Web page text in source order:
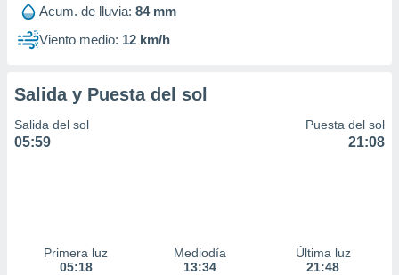
Acum. de lluvia: 84 mm
Viento medio: 12 km/h
Salida y Puesta del sol
Salida del sol
05:59
Puesta del sol
21:08
Primera luz
05:18
Mediodía
13:34
Última luz
21:48